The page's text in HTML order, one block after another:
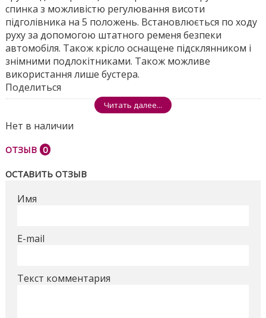
спинка з можливістю регулювання висоти
підголівника на 5 положень. Встановлюється по ходу
руху за допомогою штатного ременя безпеки
автомобіля. Також крісло оснащене підсклянником і
знімними подлокітниками. Також можливе
використання лише бустера.
Поделиться
Читать далее...
Нет в наличии
ОТЗЫВ 0
ОСТАВИТЬ ОТЗЫВ
Имя
E-mail
Текст комментария